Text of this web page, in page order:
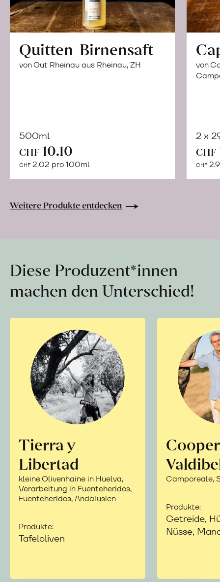
Quitten-Birnensaft
von Gut Rheinau aus Rheinau, ZH
500ml
CHF 10.10
CHF 2.02 pro 100ml
Warenkorb
von
2 x
CHF
CHF
Weitere Produkte entdecken
Diese Produzent*innen
machen den Unterschied!
Tierra y
Libertad
kleine Olivenhaine in Huelva,
Verarbeitung in Fuenteheridos,
Fuenteheridos, Andalusien
Produkte:
Tafeloliven
Camporeale,
Produkte:
Getreide,
Nüsse,